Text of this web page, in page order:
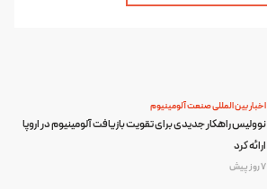
اخبار بین المللی صنعت آلومینیوم
نوولیس راهکار جدیدی برای تقویت بازیافت آلومینیوم در اروپا
ارائه کرد
7 روز پیش